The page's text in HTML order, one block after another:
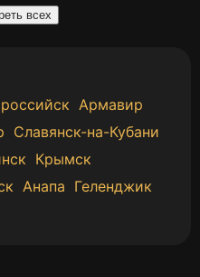
всех
Армавир
Славянск-на-Кубани
Крымск
Анапа Геленджик